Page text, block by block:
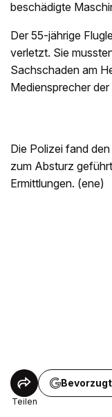
beschädigte
Der 55-jährige
verletzt. Sie
Sachschaden am
Mediensprecher
Die Polizei fand
zum Absturz
Ermittlungen. (ene)
Teilen